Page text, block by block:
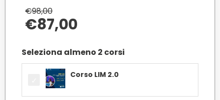
€98,00
€87,00
Seleziona almeno 2 corsi
Corso LIM 2.0